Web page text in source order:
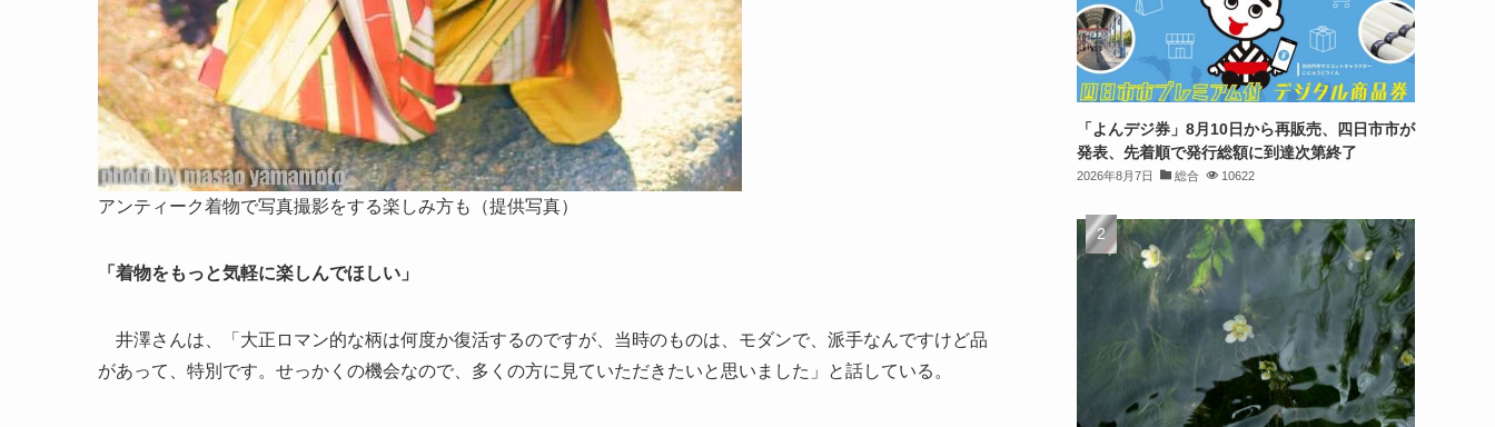
アンティーク着物で写真撮影をする楽しみ方も（提供写真）
「着物をもっと気軽に楽しんでほしい」
井澤さんは、「大正ロマン的な柄は何度か復活するのですが、当時のものは、モダンで、派手なんですけど品
があって、特別です。せっかくの機会なので、多くの方に見ていただきたいと思いました」と話している。
「よんデジ券」8月10日から再販売、四日市市が
発表、先着順で発行総額に到達次第終了
2026年8月7日 総合 10622